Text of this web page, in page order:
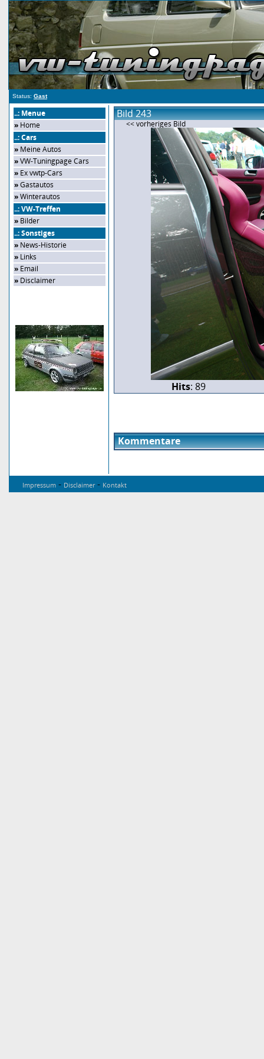
Status: Gast
..: Menue
» Home
..: Cars
» Meine Autos
»VW-Tuningpage Cars
» Ex vwtp-Cars
»Gastautos
»Winterautos
..: VW-Treffen
» Bilder
..: Sonstiges
» News-Historie
» Links
» Email
» Disclaimer
Bild 243
<< vorheriges Bild
Hits: 89
Kommentare
Impressum - Disclaimer- Kontakt